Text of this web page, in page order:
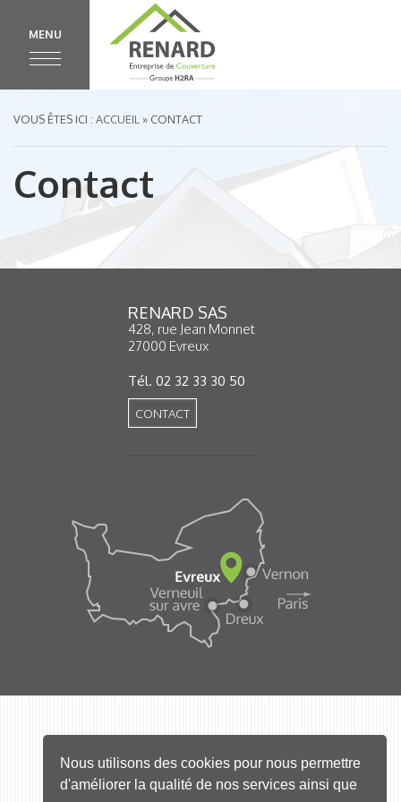
Nous utilisons des cookies pour nous permettre
d'améliorer la qualité de nos services ainsi que
MENU
VOUS ÊTES ICI : ACCUEIL » CONTACT
Contact
RENARD SAS
428, rue Jean Monnet
27000 Evreux
Tél. 02 32 33 30 50
CONTACT